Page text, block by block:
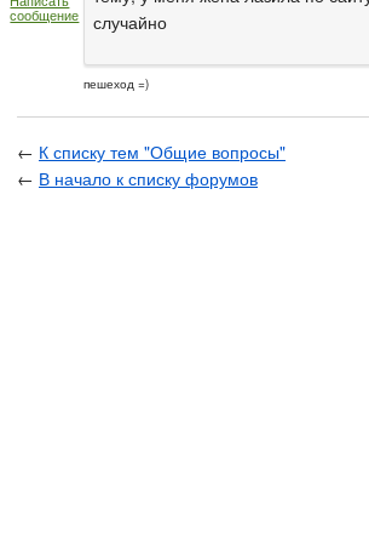
сообщение
случайно
пешеход =)
← К списку тем "Общие вопросы"
← В начало к списку форумов